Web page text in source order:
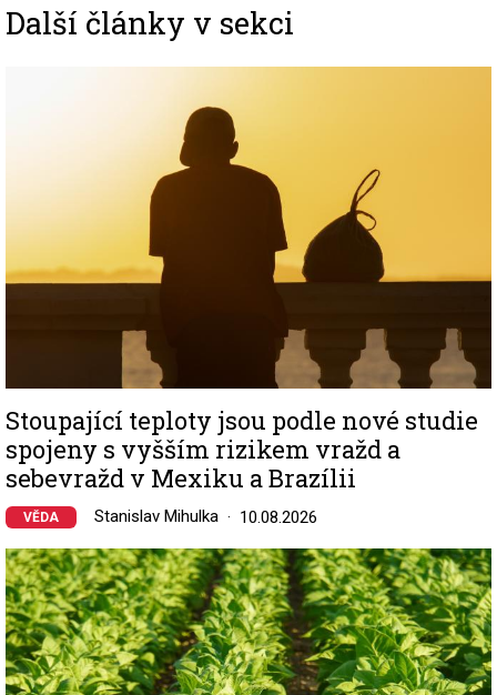
Další články v sekci
Stoupající teploty jsou podle nové studie
spojeny s vyšším rizikem vražd a
sebevražd v Mexiku a Brazílii
VĚDA Stanislav Mihulka 10.08.2026
Image